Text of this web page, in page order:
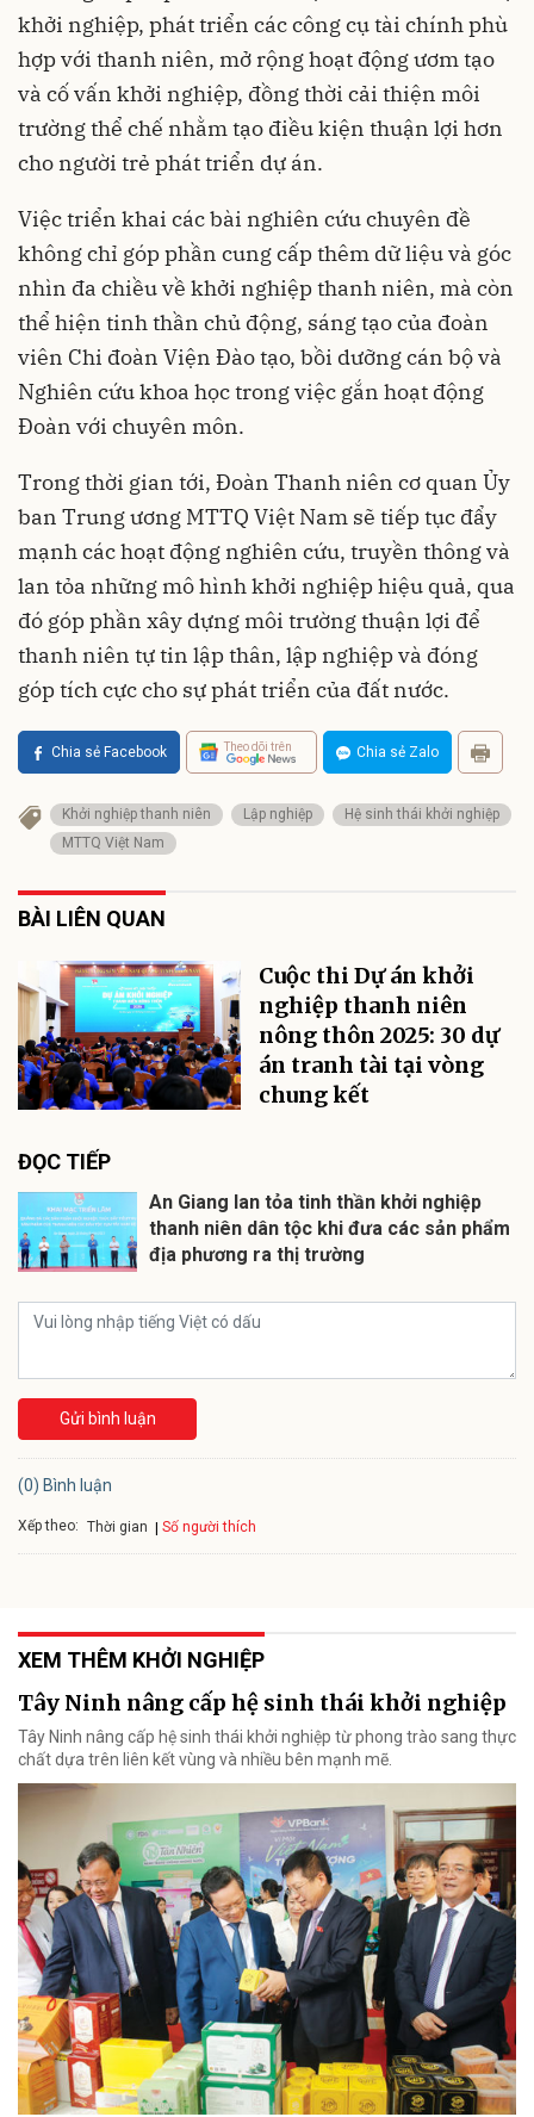
khởi nghiệp, phát triển các công cụ tài chính phù
hợp với thanh niên, mở rộng hoạt động ươm tạo
và cố vấn khởi nghiệp, đồng thời cải thiện môi
trường thể chế nhằm tạo điều kiện thuận lợi hơn
cho người trẻ phát triển dự án.
Việc triển khai các bài nghiên cứu chuyên đề
không chỉ góp phần cung cấp thêm dữ liệu và góc
nhìn đa chiều về khởi nghiệp thanh niên, mà còn
thể hiện tinh thần chủ động, sáng tạo của đoàn
viên Chi đoàn Viện Đào tạo, bồi dưỡng cán bộ và
Nghiên cứu khoa học trong việc gắn hoạt động
Đoàn với chuyên môn.
Trong thời gian tới, Đoàn Thanh niên cơ quan Ủy
ban Trung ương MTTQ Việt Nam sẽ tiếp tục đẩy
mạnh các hoạt động nghiên cứu, truyền thông và
lan tỏa những mô hình khởi nghiệp hiệu quả, qua
đó góp phần xây dựng môi trường thuận lợi để
thanh niên tự tin lập thân, lập nghiệp và đóng
góp tích cực cho sự phát triển của đất nước.
Chia sẻ Facebook Theo dõi trên Chia sẻ Zalo
Khởi nghiệp thanh niên Lập nghiệp
Hệ sinh thái khởi nghiệp
MTTQ Việt Nam
BÀI LIÊN QUAN
Cuộc thi Dự án khởi
nghiệp thanh niên
nông thôn 2025: 30 dự
án tranh tài tại vòng
chung kết
ĐỌC TIẾP
An Giang lan tỏa tinh thần khởi nghiệp
thanh niên dân tộc khi đưa các sản phẩm
địa phương ra thị trường
Gửi bình luận
(0) Bình luận
Xếp theo: Thời gian Số người thích
XEM THÊM KHỞI NGHIỆP
Tây Ninh nâng cấp hệ sinh thái khởi nghiệp
Tây Ninh nâng cấp hệ sinh thái khởi nghiệp từ phong trào sang thực
chất dựa trên liên kết vùng và nhiều bên mạnh mẽ.